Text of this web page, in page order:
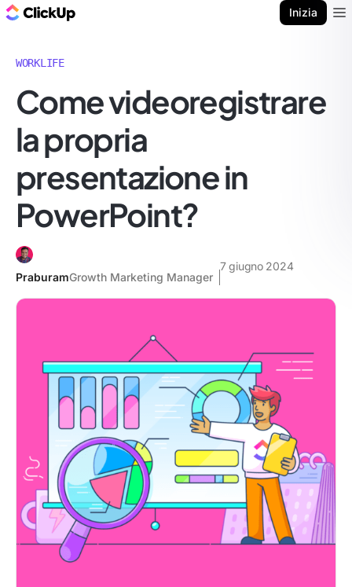
Inizia
WORKLIFE
Come videoregistrare
la propria
presentazione in
PowerPoint?
PraburamGrowth Marketing Manager
7 giugno 2024